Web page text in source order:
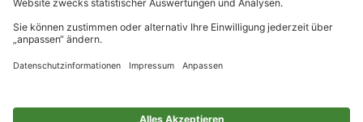
Newsletter